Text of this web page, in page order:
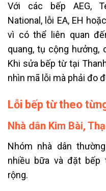
Với các bếp AEG,
National, lỗi EA, EH
vì có thể liên quan
quang, tụ cộng hưởng,
Khi sửa bếp từ tại
nhìn mã lỗi mà phải đo
Lỗi bếp từ theo
Nhà dân Kim Bài,
Nhóm nhà dân
nhiều bữa và đặt bếp
rộng.